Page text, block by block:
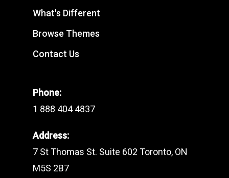
What's Different
Browse Themes
Contact Us
Phone:
1 888 404 4837
Address:
7 St Thomas St. Suite 602 Toronto, ON
M5S 2B7